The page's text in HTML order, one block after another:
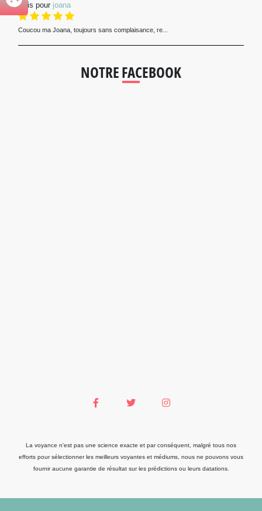
Avis pour joana
Coucou ma Joana, toujours sans complaisance, re...
NOTRE FACEBOOK
La voyance n'est pas une science exacte et par conséquent, malgré tous nos
efforts pour sélectionner les meilleurs voyantes et médiums, nous ne pouvons vous
fournir aucune garantie de résultat sur les prédictions ou leurs datations.